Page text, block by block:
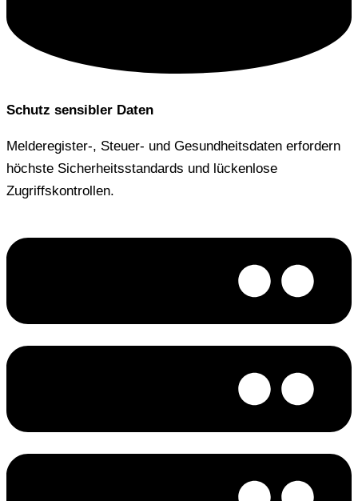
Schutz sensibler Daten
Melderegister-, Steuer- und Gesundheitsdaten erfordern
höchste Sicherheitsstandards und lückenlose
Zugriffskontrollen.